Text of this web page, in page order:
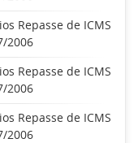
Repasse de ICMS
2006
Repasse de ICMS
2006
Repasse de ICMS
2006